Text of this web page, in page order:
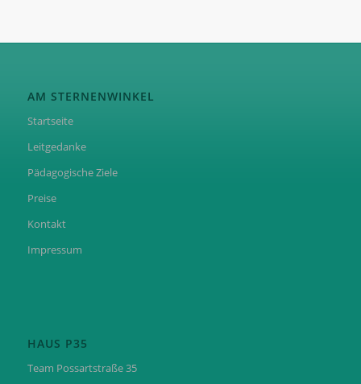
AM STERNENWINKEL
Startseite
Leitgedanke
Pädagogische Ziele
Preise
Kontakt
Impressum
HAUS P35
Team Possartstraße 35